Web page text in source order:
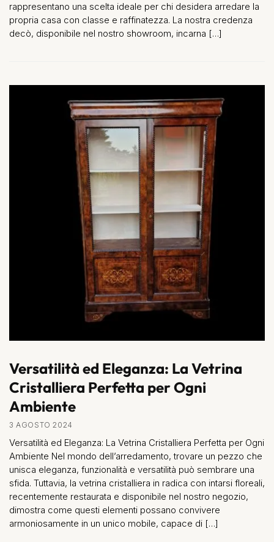
rappresentano una scelta ideale per chi desidera arredare la
propria casa con classe e raffinatezza. La nostra credenza
decò, disponibile nel nostro showroom, incarna […]
Versatilità ed Eleganza: La Vetrina
Cristalliera Perfetta per Ogni
Ambiente
3 AGOSTO 2024
Versatilità ed Eleganza: La Vetrina Cristalliera Perfetta per Ogni
Ambiente Nel mondo dell’arredamento, trovare un pezzo che
unisca eleganza, funzionalità e versatilità può sembrare una
sfida. Tuttavia, la vetrina cristalliera in radica con intarsi floreali,
recentemente restaurata e disponibile nel nostro negozio,
dimostra come questi elementi possano convivere
armoniosamente in un unico mobile, capace di […]